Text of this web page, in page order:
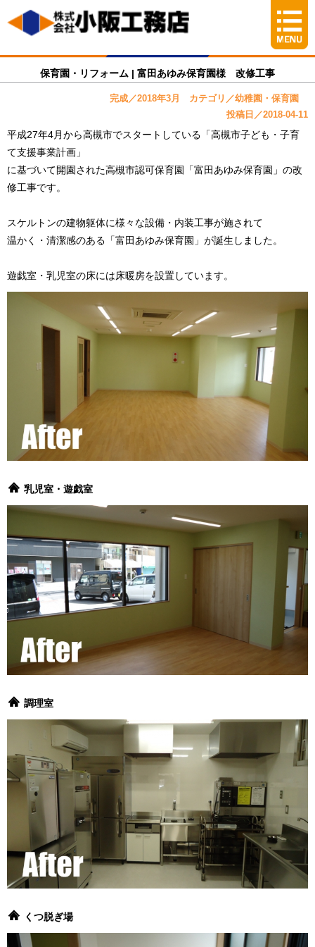
保育園・リフォーム | 富田あゆみ保育園様 改修工事
完成／2018年3月 カテゴリ／幼稚園・保育園
投稿日／2018-04-11
平成27年4月から高槻市でスタートしている「高槻市子ども・子育
て支援事業計画」
に基づいて開園された高槻市認可保育園「富田あゆみ保育園」の改
修工事です。
スケルトンの建物躯体に様々な設備・内装工事が施されて
温かく・清潔感のある「富田あゆみ保育園」が誕生しました。
遊戯室・乳児室の床には床暖房を設置しています。
乳児室・遊戯室
調理室
くつ脱ぎ場